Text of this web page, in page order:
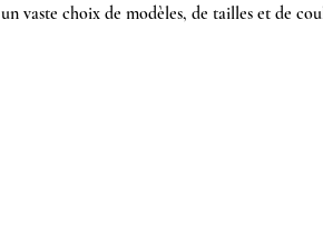
un vaste choix de modèles, de tailles et de